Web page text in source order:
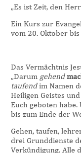
Kirchenchor
Choradi
Jugendband
Einrichtungen
Papst-
Bücherei
Kindergärten
Tafel Mering
Kleiderladen
Sozialstation
Die Ambulante
Bienenkorb
Mitmachen
„Es ist Zeit, den
Ein Kurs zur
vom 20. Oktober
Das Vermächtnis
„Darum gehend
taufendim Namen
Heiligen Geistes
Euch geboten habe.
bis zum Ende der
Gehen, taufen,
drei Grunddienste
Verkündigung. Alle